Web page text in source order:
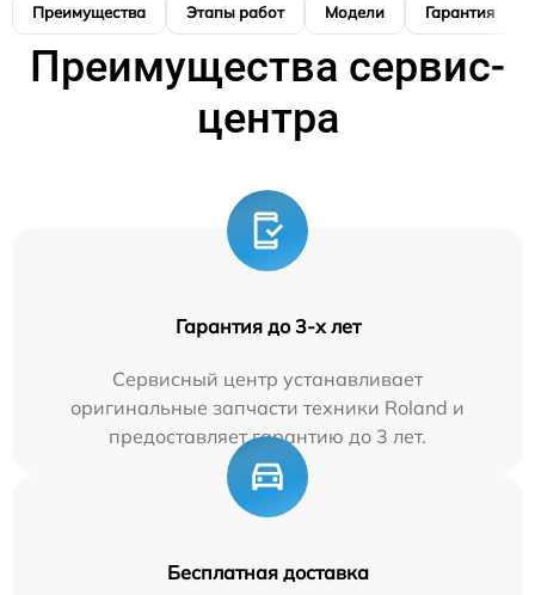
Преимущества Этапы работ Модели Гарантия
Преимущества сервис-
центра
Гарантия до 3-х лет
Сервисный центр устанавливает
оригинальные запчасти техники Roland и
предоставляет гарантию до 3 лет.
Бесплатная доставка